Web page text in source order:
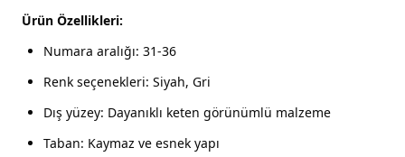
Ürün Özellikleri:
Numara aralığı: 31-36
Renk seçenekleri: Siyah, Gri
Dış yüzey: Dayanıklı keten görünümlü malzeme
Taban: Kaymaz ve esnek yapı